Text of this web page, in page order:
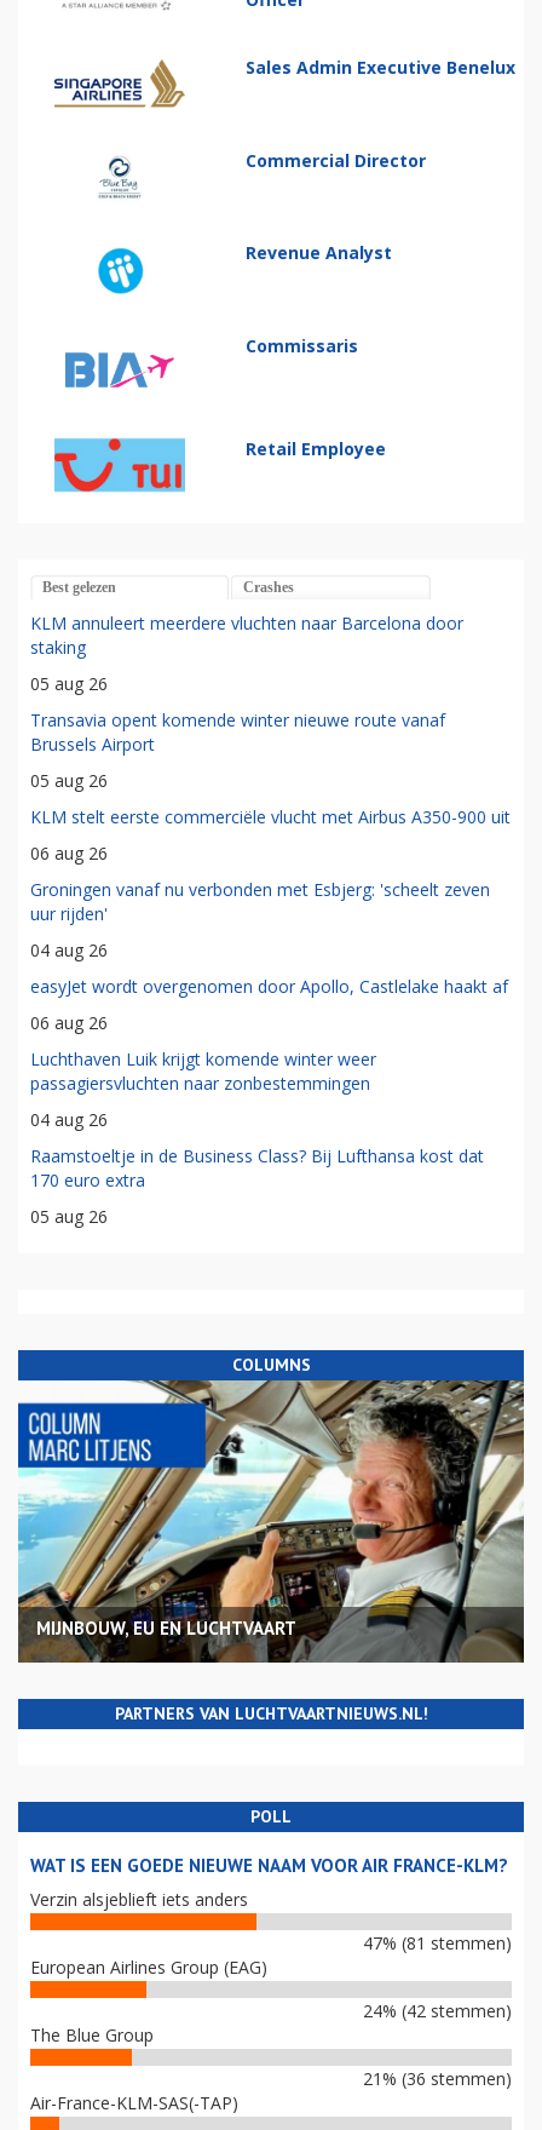
Sales Admin Executive Benelux
Commercial Director
Revenue Analyst
Commissaris
Retail Employee
Best gelezen Crashes
KLM annuleert meerdere vluchten naar Barcelona door
staking
05 aug 26
Transavia opent komende winter nieuwe route vanaf
Brussels Airport
05 aug 26
KLM stelt eerste commerciële vlucht met Airbus A350-900 uit
06 aug 26
Groningen vanaf nu verbonden met Esbjerg: 'scheelt zeven
uur rijden'
04 aug 26
easyJet wordt overgenomen door Apollo, Castlelake haakt af
06 aug 26
Luchthaven Luik krijgt komende winter weer
passagiersvluchten naar zonbestemmingen
04 aug 26
Raamstoeltje in de Business Class? Bij Lufthansa kost dat
170 euro extra
05 aug 26
COLUMNS
MIJNBOUW, EU EN LUCHTVAART
PARTNERS VAN LUCHTVAARTNIEUWS.NL!
POLL
WAT IS EEN GOEDE NIEUWE NAAM VOOR AIR FRANCE-KLM?
Verzin alsjeblieft iets anders
47% (81 stemmen)
European Airlines Group (EAG)
24% (42 stemmen)
The Blue Group
21% (36 stemmen)
Air-France-KLM-SAS(-TAP)